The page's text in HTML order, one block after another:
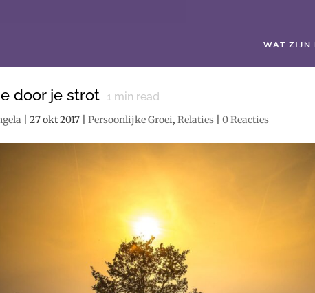
WAT ZIJN
door je strot 1 min read
27 okt 2017 Persoonlijke Groei, Relaties 0 Reacties